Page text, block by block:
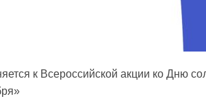
к Всероссийской акции ко Дню